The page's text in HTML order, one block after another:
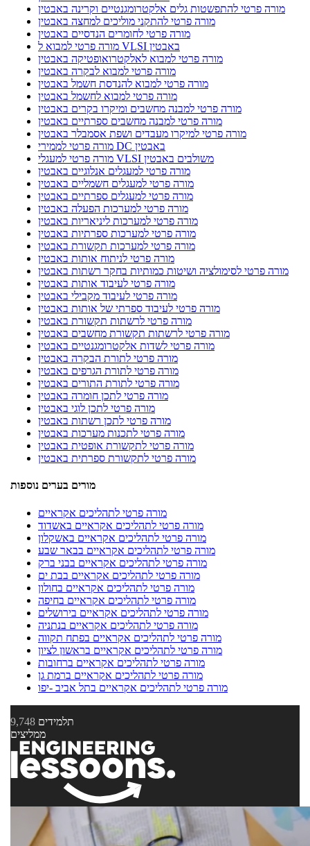
מורה פרטי להתפשטות גלים אלקטרומגנטיים וקרינה באבטין
מורה פרטי להתקני מוליכים למחצה באבטין
מורה פרטי לחומרים הנדסיים באבטין
מורה פרטי למבוא ל VLSI באבטין
מורה פרטי למבוא לאלקטרואופטיקה באבטין
מורה פרטי למבוא לבקרה באבטין
מורה פרטי למבוא להנדסת חשמל באבטין
מורה פרטי למבוא לחשמל באבטין
מורה פרטי למבנה מחשבים ומיקרו בקרים באבטין
מורה פרטי למבנה מחשבים ספרתיים באבטין
מורה פרטי למיקרו מעבדים ושפת אסמבלר באבטין
מורה פרטי לממירי DC באבטין
מורה פרטי למעגלי VLSI משולבים באבטין
מורה פרטי למעגלים אנלוגיים באבטין
מורה פרטי למעגלים חשמליים באבטין
מורה פרטי למעגלים ספרתיים באבטין
מורה פרטי למערכות הפעלה באבטין
מורה פרטי למערכות ליניאריות באבטין
מורה פרטי למערכות ספרתיות באבטין
מורה פרטי למערכות תקשורת באבטין
מורה פרטי לניתוח אותות באבטין
מורה פרטי לסימולציה ושיטות כמותיות בחקר רשתות באבטין
מורה פרטי לעיבוד אותות באבטין
מורה פרטי לעיבוד מקבילי באבטין
מורה פרטי לעיבוד ספרתי של אותות באבטין
מורה פרטי לרשתות תקשורת באבטין
מורה פרטי לרשתות תקשורת מחשבים באבטין
מורה פרטי לשדות אלקטרומגנטיים באבטין
מורה פרטי לתורת הבקרה באבטין
מורה פרטי לתורת הגרפים באבטין
מורה פרטי לתורת התורים באבטין
מורה פרטי לתכן חומרה באבטין
מורה פרטי לתכן לוגי באבטין
מורה פרטי לתכן רשתות באבטין
מורה פרטי לתכנות מערכות באבטין
מורה פרטי לתקשורת אופטית באבטין
מורה פרטי לתקשורת ספרתית באבטין
מורים בערים נוספות
מורה פרטי לתהליכים אקראיים
מורה פרטי לתהליכים אקראיים באשדוד
מורה פרטי לתהליכים אקראיים באשקלון
מורה פרטי לתהליכים אקראיים בבאר שבע
מורה פרטי לתהליכים אקראיים בבני ברק
מורה פרטי לתהליכים אקראיים בבת ים
מורה פרטי לתהליכים אקראיים בחולון
מורה פרטי לתהליכים אקראיים בחיפה
מורה פרטי לתהליכים אקראיים בירושלים
מורה פרטי לתהליכים אקראיים בנתניה
מורה פרטי לתהליכים אקראיים בפתח תקווה
מורה פרטי לתהליכים אקראיים בראשון לציון
מורה פרטי לתהליכים אקראיים ברחובות
מורה פרטי לתהליכים אקראיים ברמת גן
מורה פרטי לתהליכים אקראיים בתל אביב -יפו
9,748 תלמידים
ממליצים